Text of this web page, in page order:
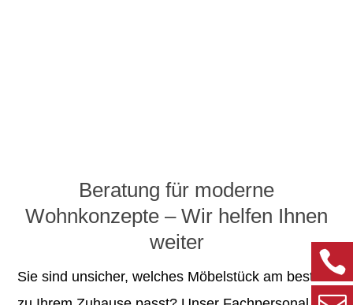
Beratung für moderne
Wohnkonzepte – Wir helfen Ihnen
weiter
Sie sind unsicher, welches Möbelstück am besten